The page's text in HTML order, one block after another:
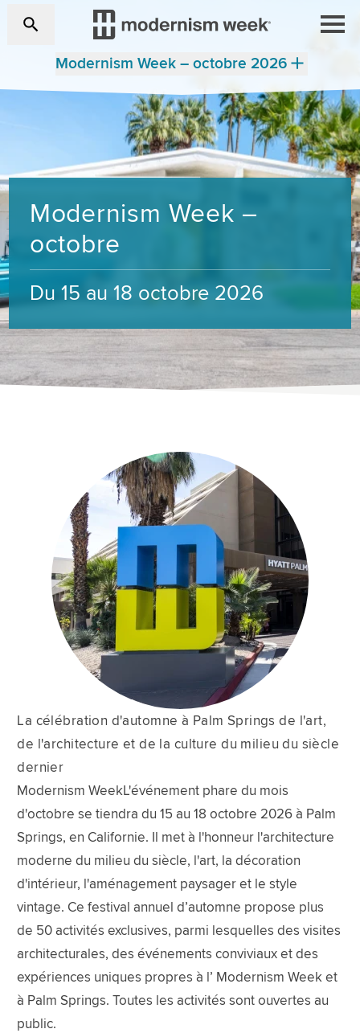
Modernism Week – octobre 2026
Modernism Week –
octobre
Du 15 au 18 octobre 2026
La célébration d'automne à Palm Springs de l'art,
de l'architecture et de la culture du milieu du siècle
dernier
Modernism WeekL'événement phare du mois
d'octobre se tiendra du 15 au 18 octobre 2026 à Palm
Springs, en Californie. Il met à l'honneur l'architecture
moderne du milieu du siècle, l'art, la décoration
d'intérieur, l'aménagement paysager et le style
vintage. Ce festival annuel d’automne propose plus
de 50 activités exclusives, parmi lesquelles des visites
architecturales, des événements conviviaux et des
expériences uniques propres à l’ Modernism Week et
à Palm Springs. Toutes les activités sont ouvertes au
public.